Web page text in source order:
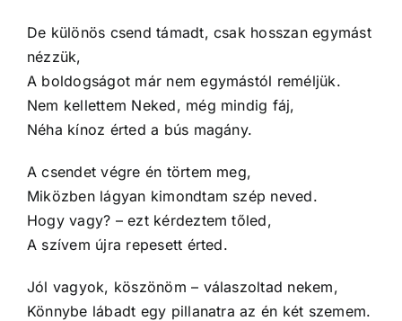
De különös csend támadt, csak hosszan egymást
nézzük,
A boldogságot már nem egymástól reméljük.
Nem kellettem Neked, még mindig fáj,
Néha kínoz érted a bús magány.
A csendet végre én törtem meg,
Miközben lágyan kimondtam szép neved.
Hogy vagy? – ezt kérdeztem tőled,
A szívem újra repesett érted.
Jól vagyok, köszönöm – válaszoltad nekem,
Könnybe lábadt egy pillanatra az én két szemem.